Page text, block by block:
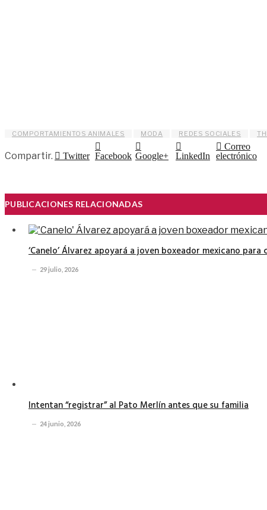
COMPORTAMIENTOS ANIMALES MODA REDES SOCIALES
Compartir. Twitter Facebook Google+ LinkedIn
Correo
electrónico
PUBLICACIONES RELACIONADAS
‘Canelo’ Álvarez apoyará a joven boxeador mexicano
29 julio, 2026
Intentan “registrar” al Pato Merlín antes que su familia
24 junio, 2026